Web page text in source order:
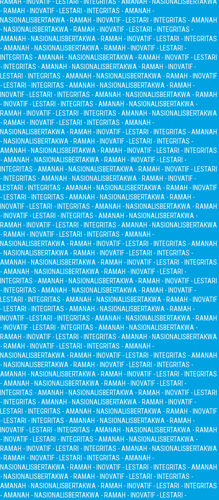
- RAMAH - INOVATIF - LESTARI - INTEGRITAS - AMANAH -
NASIONALISBERTAKWA - RAMAH - INOVATIF - LESTARI - INTEGRITAS - AMANAH
- NASIONALISBERTAKWA - RAMAH - INOVATIF - LESTARI - INTEGRITAS -
AMANAH - NASIONALISBERTAKWA - RAMAH - INOVATIF - LESTARI - INTEGRITAS
- AMANAH - NASIONALISBERTAKWA - RAMAH - INOVATIF - LESTARI -
INTEGRITAS - AMANAH - NASIONALISBERTAKWA - RAMAH - INOVATIF - LESTARI
- INTEGRITAS - AMANAH - NASIONALISBERTAKWA - RAMAH - INOVATIF -
LESTARI - INTEGRITAS - AMANAH - NASIONALISBERTAKWA - RAMAH - INOVATIF
- LESTARI - INTEGRITAS - AMANAH - NASIONALISBERTAKWA - RAMAH -
INOVATIF - LESTARI - INTEGRITAS - AMANAH - NASIONALISBERTAKWA - RAMAH
- INOVATIF - LESTARI - INTEGRITAS - AMANAH - NASIONALISBERTAKWA -
RAMAH - INOVATIF - LESTARI - INTEGRITAS - AMANAH - NASIONALISBERTAKWA
- RAMAH - INOVATIF - LESTARI - INTEGRITAS - AMANAH -
NASIONALISBERTAKWA - RAMAH - INOVATIF - LESTARI - INTEGRITAS - AMANAH
- NASIONALISBERTAKWA - RAMAH - INOVATIF - LESTARI - INTEGRITAS -
AMANAH - NASIONALISBERTAKWA - RAMAH - INOVATIF - LESTARI - INTEGRITAS
- AMANAH - NASIONALISBERTAKWA - RAMAH - INOVATIF - LESTARI -
INTEGRITAS - AMANAH - NASIONALISBERTAKWA - RAMAH - INOVATIF - LESTARI
- INTEGRITAS - AMANAH - NASIONALISBERTAKWA - RAMAH - INOVATIF -
LESTARI - INTEGRITAS - AMANAH - NASIONALISBERTAKWA - RAMAH - INOVATIF
- LESTARI - INTEGRITAS - AMANAH - NASIONALISBERTAKWA - RAMAH -
INOVATIF - LESTARI - INTEGRITAS - AMANAH - NASIONALISBERTAKWA - RAMAH
- INOVATIF - LESTARI - INTEGRITAS - AMANAH - NASIONALISBERTAKWA -
RAMAH - INOVATIF - LESTARI - INTEGRITAS - AMANAH - NASIONALISBERTAKWA
- RAMAH - INOVATIF - LESTARI - INTEGRITAS - AMANAH -
NASIONALISBERTAKWA - RAMAH - INOVATIF - LESTARI - INTEGRITAS - AMANAH
- NASIONALISBERTAKWA - RAMAH - INOVATIF - LESTARI - INTEGRITAS -
AMANAH - NASIONALISBERTAKWA - RAMAH - INOVATIF - LESTARI - INTEGRITAS
- AMANAH - NASIONALISBERTAKWA - RAMAH - INOVATIF - LESTARI -
INTEGRITAS - AMANAH - NASIONALISBERTAKWA - RAMAH - INOVATIF - LESTARI
- INTEGRITAS - AMANAH - NASIONALISBERTAKWA - RAMAH - INOVATIF -
LESTARI - INTEGRITAS - AMANAH - NASIONALISBERTAKWA - RAMAH - INOVATIF
- LESTARI - INTEGRITAS - AMANAH - NASIONALISBERTAKWA - RAMAH -
INOVATIF - LESTARI - INTEGRITAS - AMANAH - NASIONALISBERTAKWA - RAMAH
- INOVATIF - LESTARI - INTEGRITAS - AMANAH - NASIONALISBERTAKWA -
RAMAH - INOVATIF - LESTARI - INTEGRITAS - AMANAH - NASIONALISBERTAKWA
- RAMAH - INOVATIF - LESTARI - INTEGRITAS - AMANAH -
NASIONALISBERTAKWA - RAMAH - INOVATIF - LESTARI - INTEGRITAS - AMANAH
- NASIONALISBERTAKWA - RAMAH - INOVATIF - LESTARI - INTEGRITAS -
AMANAH - NASIONALISBERTAKWA - RAMAH - INOVATIF - LESTARI - INTEGRITAS
- AMANAH - NASIONALISBERTAKWA - RAMAH - INOVATIF - LESTARI -
INTEGRITAS - AMANAH - NASIONALISBERTAKWA - RAMAH - INOVATIF - LESTARI
- INTEGRITAS - AMANAH - NASIONALISBERTAKWA - RAMAH - INOVATIF -
LESTARI - INTEGRITAS - AMANAH - NASIONALISBERTAKWA - RAMAH - INOVATIF
- LESTARI - INTEGRITAS - AMANAH - NASIONALISBERTAKWA - RAMAH -
INOVATIF - LESTARI - INTEGRITAS - AMANAH - NASIONALISBERTAKWA - RAMAH
- INOVATIF - LESTARI - INTEGRITAS - AMANAH - NASIONALISBERTAKWA -
RAMAH - INOVATIF - LESTARI - INTEGRITAS - AMANAH - NASIONALISBERTAKWA
- RAMAH - INOVATIF - LESTARI - INTEGRITAS - AMANAH -
NASIONALISBERTAKWA - RAMAH - INOVATIF - LESTARI - INTEGRITAS - AMANAH
- NASIONALISBERTAKWA - RAMAH - INOVATIF - LESTARI - INTEGRITAS -
AMANAH - NASIONALISBERTAKWA - RAMAH - INOVATIF - LESTARI - INTEGRITAS
- AMANAH - NASIONALISBERTAKWA - RAMAH - INOVATIF - LESTARI -